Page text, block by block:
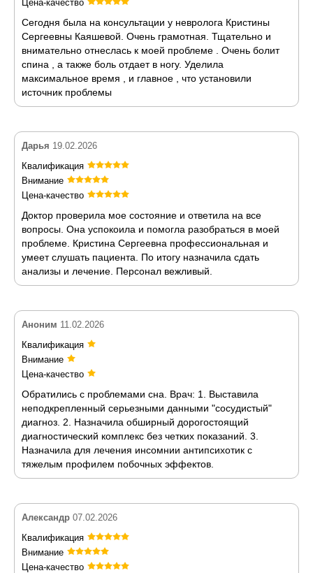
Цена-качество
Сегодня была на консультации у невролога Кристины
Сергеевны Каяшевой. Очень грамотная. Тщательно и
внимательно отнеслась к моей проблеме . Очень болит
спина , а также боль отдает в ногу. Уделила
максимальное время , и главное , что установили
источник проблемы
Дарья 19.02.2026
Квалификация
Внимание
Цена-качество
Доктор проверила мое состояние и ответила на все
вопросы. Она успокоила и помогла разобраться в моей
проблеме. Кристина Сергеевна профессиональная и
умеет слушать пациента. По итогу назначила сдать
анализы и лечение. Персонал вежливый.
Аноним 11.02.2026
Квалификация
Внимание
Цена-качество
Обратились с проблемами сна. Врач: 1. Выставила
неподкрепленный серьезными данными "сосудистый"
диагноз. 2. Назначила обширный дорогостоящий
диагностический комплекс без четких показаний. 3.
Назначила для лечения инсомнии антипсихотик с
тяжелым профилем побочных эффектов.
Александр 07.02.2026
Квалификация
Внимание
Цена-качество